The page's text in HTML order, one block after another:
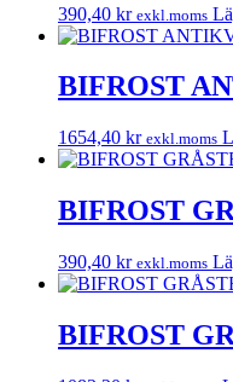
390,40 kr exkl.moms
BIFROST
1654,40 kr exkl.moms
BIFROST
390,40 kr exkl.moms
BIFROST